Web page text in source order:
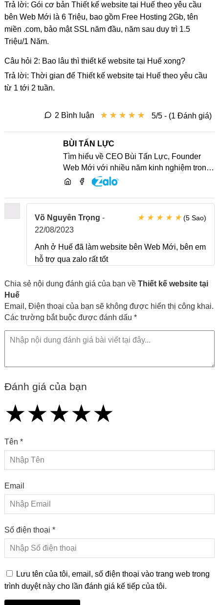
Trả lời: Gói cơ bản Thiết kế website tại Huế theo yêu cầu
bên Web Mới là 6 Triệu, bao gồm Free Hosting 2Gb, tên
miền .com, bảo mật SSL năm đầu, năm sau duy trì 1.5
Triệu/1 Năm.
Câu hỏi 2: Bao lâu thì thiết kế website tại Huế xong?
Trả lời: Thời gian để Thiết kế website tại Huế theo yêu cầu
từ 1 tới 2 tuần.
★ ★ ★ ★ ★
★ ★ ★ ★ ★ 5/5 - (1 Đánh giá)
2 Bình luận
BÙI TẤN LỰC
Tìm hiểu về CEO Bùi Tấn Lực, Founder
Web Mới với nhiều năm kinh nghiệm trong
lĩnh vực phát triển website, SEO và chia sẻ
Võ Nguyên Trọng -
22/08/2023
★ ★ ★ ★ ★(5 Sao)
Anh ở Huế đã làm website bên Web Mới, bên em
hỗ trợ qua zalo rất tốt
Chia sẻ nội dung đánh giá của bạn về Thiết kế website tại
Huế
Email, Điện thoại của bạn sẽ không được hiển thị công khai.
Các trường bắt buộc được đánh dấu *
Đánh giá của bạn
★
★★
★★★
★★★★
★★★★★
Tên *
Email
Số điện thoại *
Lưu tên của tôi, email, số điện thoại vào trang web trong
trình duyệt này cho lần đánh giá kế tiếp của tôi.